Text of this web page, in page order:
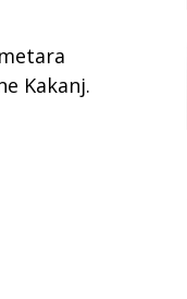
Kakanj.